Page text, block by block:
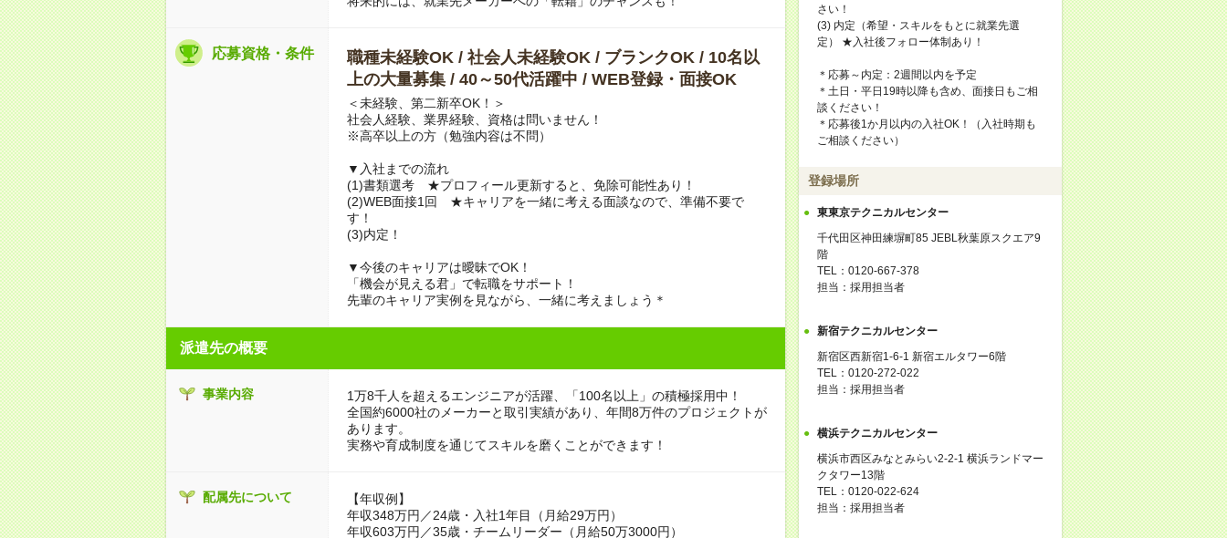
応募資格・条件
職種未経験OK / 社会人未経験OK / ブランクOK / 10名以
上の大量募集 / 40～50代活躍中 / WEB登録・面接OK
＜未経験、第二新卒OK！＞
社会人経験、業界経験、資格は問いません！
※高卒以上の方（勉強内容は不問）
▼入社までの流れ
(1)書類選考 ★プロフィール更新すると、免除可能性あり！
(2)WEB面接1回 ★キャリアを一緒に考える面談なので、準備不要で
す！
(3)内定！
▼今後のキャリアは曖昧でOK！
「機会が見える君」で転職をサポート！
先輩のキャリア実例を見ながら、一緒に考えましょう＊
派遣先の概要
事業内容
1万8千人を超えるエンジニアが活躍、「100名以上」の積極採用中！
全国約6000社のメーカーと取引実績があり、年間8万件のプロジェクトが
あります。
実務や育成制度を通じてスキルを磨くことができます！
配属先について
【年収例】
年収348万円／24歳・入社1年目（月給29万円）
年収603万円／35歳・チームリーダー（月給50万3000円）
さい！
(3) 内定（希望・スキルをもとに就業先選
定） ★入社後フォロー体制あり！
＊応募～内定：2週間以内を予定
＊土日・平日19時以降も含め、面接日もご相
談ください！
＊応募後1か月以内の入社OK！（入社時期も
ご相談ください）
登録場所
東東京テクニカルセンター
千代田区神田練塀町85 JEBL秋葉原スクエア9
階
TEL：0120-667-378
担当：採用担当者
新宿テクニカルセンター
新宿区西新宿1-6-1 新宿エルタワー6階
TEL：0120-272-022
担当：採用担当者
横浜テクニカルセンター
横浜市西区みなとみらい2-2-1 横浜ランドマー
クタワー13階
TEL：0120-022-624
担当：採用担当者